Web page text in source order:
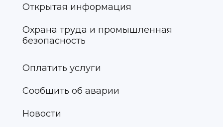
Открытая информация
Охрана труда и промышленная
безопасность
Оплатить услуги
Сообщить об аварии
Новости